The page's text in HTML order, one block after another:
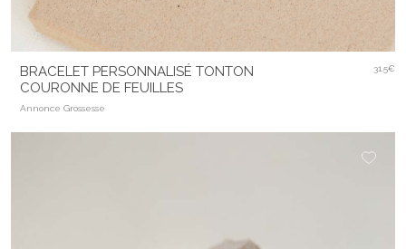
BRACELET PERSONNALISÉ TONTON
COURONNE DE FEUILLES
Annonce Grossesse
31.5€